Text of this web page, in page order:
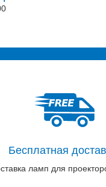
Бесплатная
ламп для